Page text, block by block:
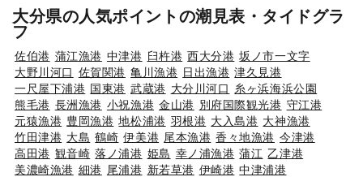
大分県の人気ポイントの潮見表・タイドグラ
フ
佐伯港 蒲江漁港 中津港 臼杵港 西大分港 坂ノ市一文字
大野川河口 佐賀関港 亀川漁港 日出漁港 津久見港
一尺屋下浦港 国東港 武蔵港 大分川河口 糸ヶ浜海浜公園
熊毛港 長洲漁港 小祝漁港 金山港 別府国際観光港 守江港
元猿漁港 豊岡漁港 地松浦港 羽根港 大入島港 大神漁港
竹田津港 大島 鶴崎 伊美港 尾本漁港 香々地漁港 今津港
高田港 観音崎 落ノ浦港 姫島 幸ノ浦漁港 蒲江 乙津港
美濃崎漁港 細港 尾浦港 新若草港 伊崎港 中津浦港